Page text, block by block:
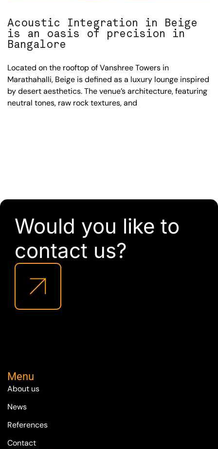
Acoustic Integration in Beige
is an oasis of precision in
Bangalore
Located on the rooftop of Vanshree Towers in
Marathahalli, Beige is defined as a luxury lounge inspired
by desert aesthetics. The venue’s architecture, featuring
neutral tones, raw rock textures, and
Would you like to
contact us?
Menu
About us
News
References
Contact